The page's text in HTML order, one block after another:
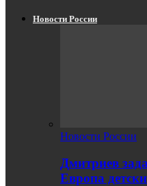
Новости России
Новости России
Дмитриев
Европа